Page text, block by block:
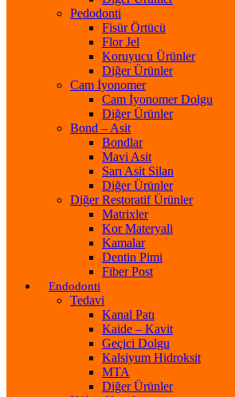
Pedodonti
Fisür Örtücü
Flor Jel
Koruyucu Ürünler
Diğer Ürünler
Cam İyonomer
Cam İyonomer Dolgu
Diğer Ürünler
Bond – Asit
Bondlar
Mavi Asit
Sarı Asit Silan
Diğer Ürünler
Diğer Restoratif Ürünler
Matrixler
Kor Materyali
Kamalar
Dentin Pimi
Fiber Post
Endodonti
Tedavi
Kanal Patı
Kaide – Kavit
Geçici Dolgu
Kalsiyum Hidroksit
MTA
Diğer Ürünler